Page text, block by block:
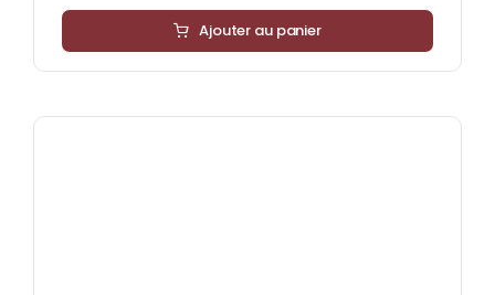
Ajouter au panier